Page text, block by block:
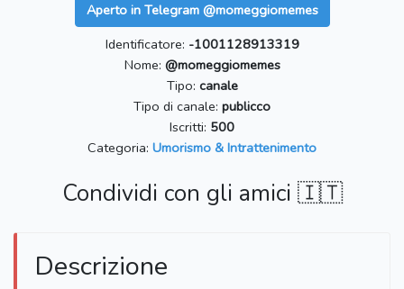
Aperto in Telegram @momeggiomemes
Identificatore: -1001128913319
Nome: @momeggiomemes
Tipo: canale
Tipo di canale: publicco
Iscritti: 500
Categoria: Umorismo & Intrattenimento
Condividi con gli amici 🇮🇹
Descrizione